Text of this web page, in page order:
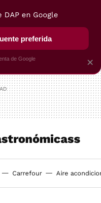
VEGUI
Carrefour Aire
×
DAP en Google
preferida
de Google